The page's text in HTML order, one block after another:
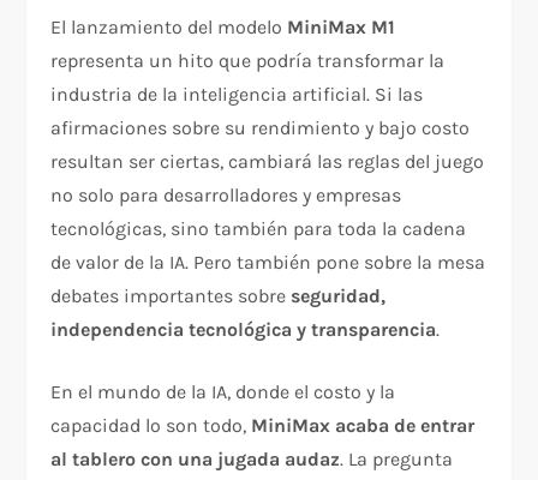
El lanzamiento del modelo MiniMax M1
representa un hito que podría transformar la
industria de la inteligencia artificial. Si las
afirmaciones sobre su rendimiento y bajo costo
resultan ser ciertas, cambiará las reglas del juego
no solo para desarrolladores y empresas
tecnológicas, sino también para toda la cadena
de valor de la IA. Pero también pone sobre la mesa
debates importantes sobre seguridad,
independencia tecnológica y transparencia.
En el mundo de la IA, donde el costo y la
capacidad lo son todo, MiniMax acaba de entrar
al tablero con una jugada audaz. La pregunta